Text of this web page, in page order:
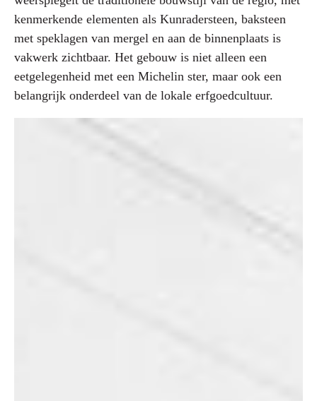
kenmerkende elementen als Kunradersteen, baksteen
met speklagen van mergel en aan de binnenplaats is
vakwerk zichtbaar. Het gebouw is niet alleen een
eetgelegenheid met een Michelin ster, maar ook een
belangrijk onderdeel van de lokale erfgoedcultuur.